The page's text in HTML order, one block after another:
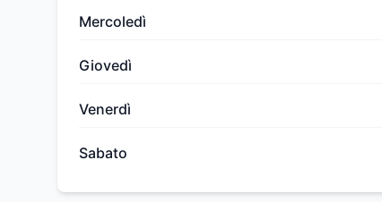
Mercoledì
Giovedì
Venerdì
Sabato